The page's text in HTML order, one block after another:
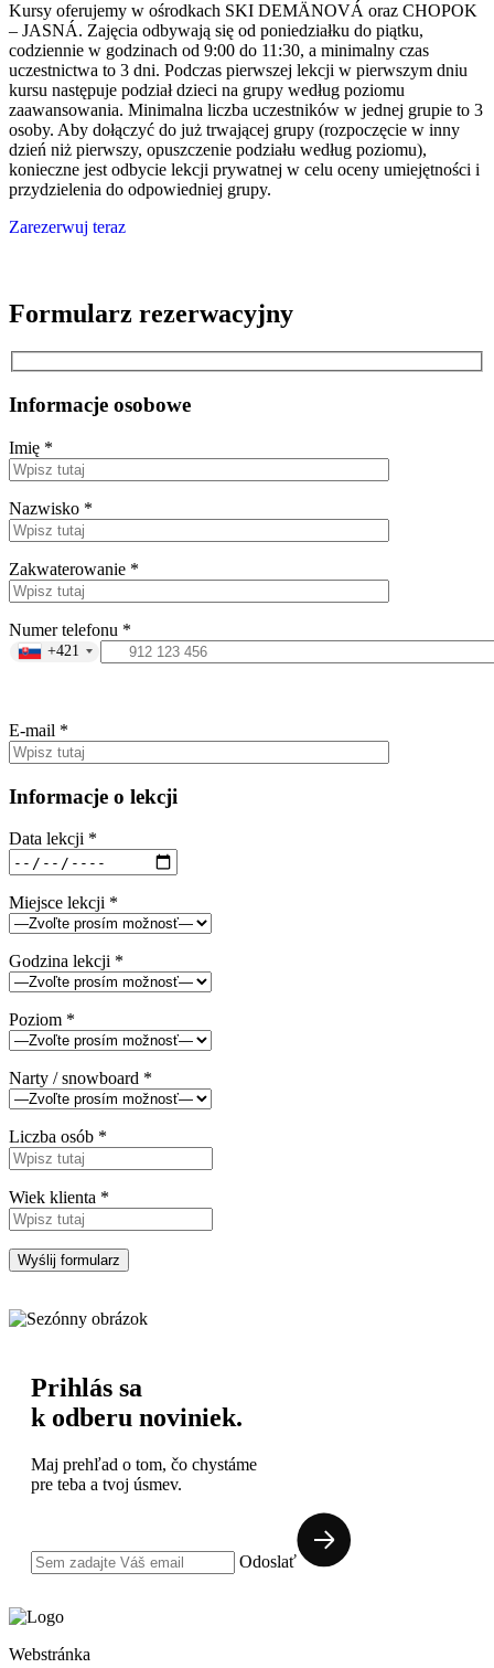
Kursy oferujemy w ośrodkach SKI DEMÄNOVÁ oraz CHOPOK
– JASNÁ. Zajęcia odbywają się od poniedziałku do piątku,
codziennie w godzinach od 9:00 do 11:30, a minimalny czas
uczestnictwa to 3 dni. Podczas pierwszej lekcji w pierwszym dniu
kursu następuje podział dzieci na grupy według poziomu
zaawansowania. Minimalna liczba uczestników w jednej grupie to 3
osoby. Aby dołączyć do już trwającej grupy (rozpoczęcie w inny
dzień niż pierwszy, opuszczenie podziału według poziomu),
konieczne jest odbycie lekcji prywatnej w celu oceny umiejętności i
przydzielenia do odpowiedniej grupy.
Zarezerwuj teraz
Formularz rezerwacyjny
Informacje osobowe
Imię *
Nazwisko *
Zakwaterowanie *
Numer telefonu *
+421
E-mail *
Informacje o lekcji
Data lekcji *
Miejsce lekcji *
Godzina lekcji *
Poziom *
Narty / snowboard *
Liczba osób *
Wiek klienta *
Prihlás sa
k odberu noviniek.
Maj prehľad o tom, čo chystáme
pre teba a tvoj úsmev.
Odoslať
Webstránka